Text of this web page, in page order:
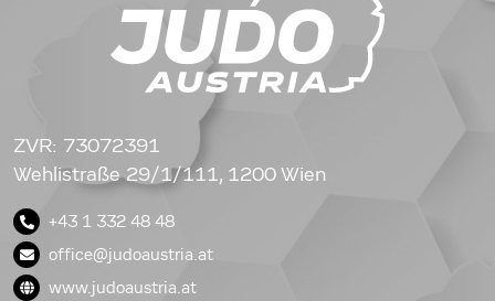
ZVR: 73072391
Wehlistraße 29/1/111, 1200 Wien
+43 1 332 48 48
office@judoaustria.at
www.judoaustria.at